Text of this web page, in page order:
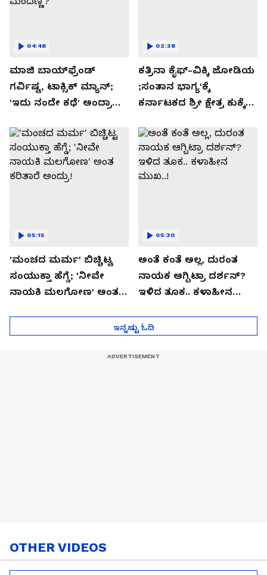
ಮಾಜಿ ಬಾಯ್‌ಫ್ರೆಂಡ್
ಗರ್ವಿಷ್ಟ, ಟಾಕ್ಸಿಕ್ ಮ್ಯಾನ್;
'ಇದು ನಂದೇ ಕಥೆ' ಅಂದ್ರಾ
ಮಂದಣ್ಣ?
04:48
ಕತ್ರಿನಾ ಕೈಫ್-ವಿಕ್ಕಿ ಜೋಡಿಯ
;ಸಂತಾನ ಭಾಗ್ಯ'ಕ್ಕೆ
ಕರ್ನಾಟಕದ ಶ್ರೀ ಕ್ಷೇತ್ರ ಕುಕ್ಕೆ
02:38
'ಮಂಚದ ಮರ್ಮ' ಬಿಚ್ಚಿಟ್ಟ
ಸಂಯುಕ್ತಾ ಹೆಗ್ಡೆ; 'ನೀವೇ
ನಾಯಕಿ ಮಲಗೋಣ' ಅಂತ
05:15
ಅಂತೆ ಕಂತೆ ಅಲ್ಲ, ದುರಂತ
ನಾಯಕ ಆಗ್ಬಿಟ್ರಾ ದರ್ಶನ್?
ಇಳಿದ ತೂಕ.. ಕಳಾಹೀನ
05:30
ಇನ್ನಷ್ಟು ಓದಿ
OTHER VIDEOS